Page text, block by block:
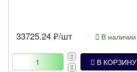
33725.24 ₽/шт В наличии
В КОРЗИНУ